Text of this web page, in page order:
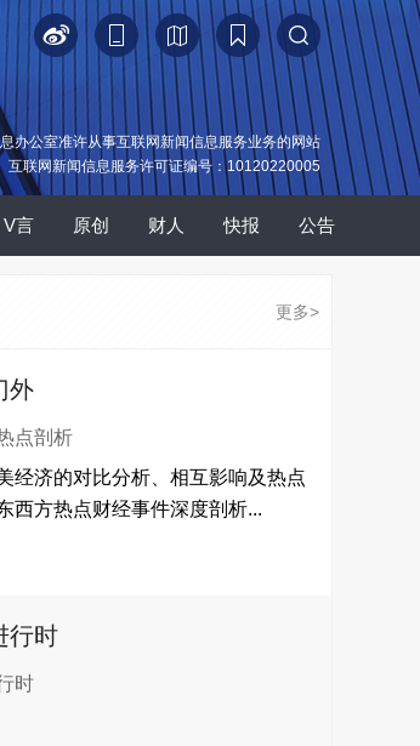
办公室准许从事互联网新闻信息服务业务的网站
互联网新闻信息服务许可证编号：10120220005
V言 原创 财人 快报 公告
更多>
外
点剖析
经济的对比分析、相互影响及热点
西方热点财经事件深度剖析...
行时
时